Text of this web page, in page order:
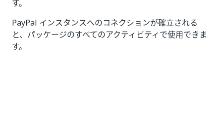
す。
PayPal インスタンスへのコネクションが確立される
と、パッケージのすべてのアクティビティで使用できま
す。